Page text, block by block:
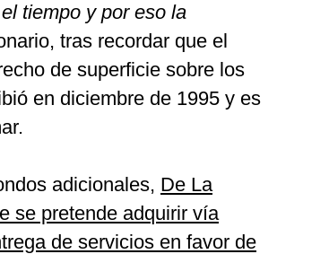
tiempo y por eso la
tras recordar que el
de superficie sobre los
en diciembre de 1995 y es
adicionales, De La
se pretende adquirir vía
de servicios en favor de